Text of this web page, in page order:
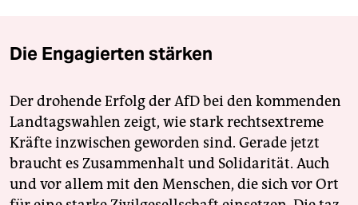
Die Engagierten stärken
Der drohende Erfolg der AfD bei den kommenden
Landtagswahlen zeigt, wie stark rechtsextreme
Kräfte inzwischen geworden sind. Gerade jetzt
braucht es Zusammenhalt und Solidarität. Auch
und vor allem mit den Menschen, die sich vor Ort